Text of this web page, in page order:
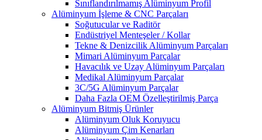
Sınıflandırılmamış Alüminyum Profil
Alüminyum İşleme & CNC Parçaları
Soğutucular ve Raditör
Endüstriyel Menteşeler / Kollar
Tekne & Denizcilik Alüminyum Parçaları
Mimari Alüminyum Parçalar
Havacılık ve Uzay Alüminyum Parçaları
Medikal Alüminyum Parçalar
3C/5G Alüminyum Parçalar
Daha Fazla OEM Özelleştirilmiş Parça
Alüminyum Bitmiş Ürünler
Alüminyum Oluk Koruyucu
Alüminyum Çim Kenarları